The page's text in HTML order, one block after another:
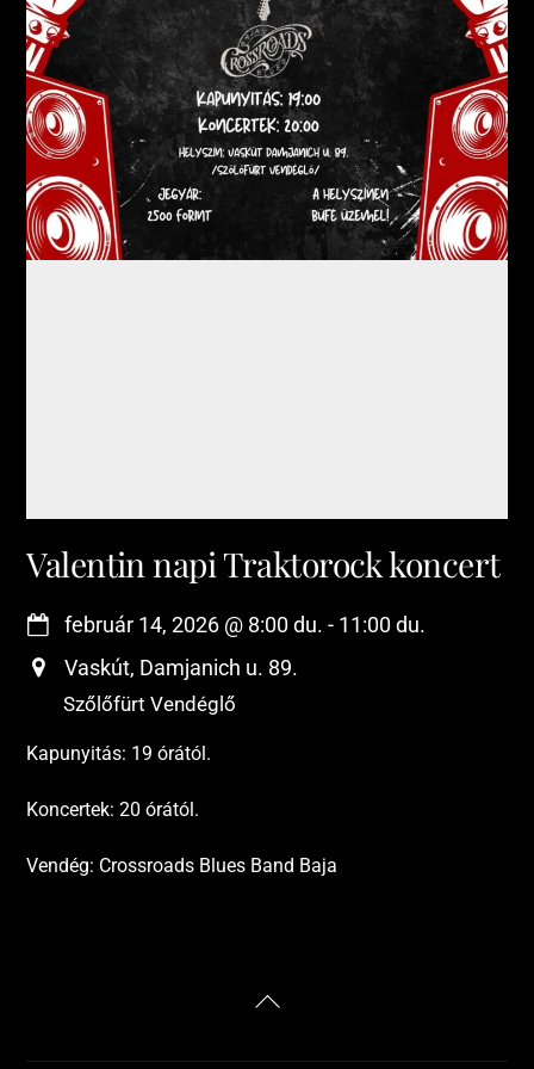
Valentin napi Traktorock koncert
február 14, 2026 @ 8:00 du. - 11:00 du.
Vaskút, Damjanich u. 89.
Szőlőfürt Vendéglő
Kapunyitás: 19 órától.
Koncertek: 20 órától.
Vendég: Crossroads Blues Band Baja
Back
Top